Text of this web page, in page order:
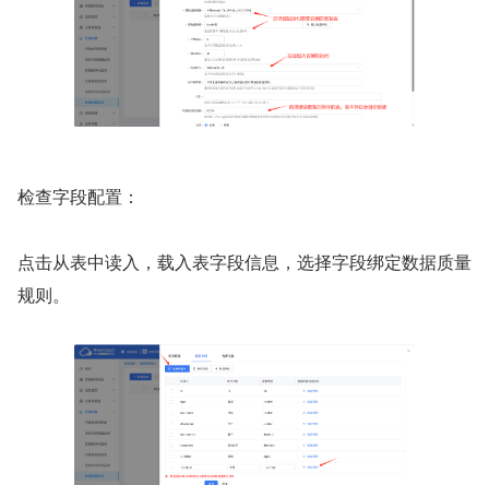
检查字段配置：
点击从表中读入，载入表字段信息，选择字段绑定数据质量
规则。